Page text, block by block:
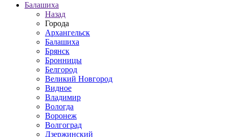
Балашиха
Назад
Города
Архангельск
Балашиха
Брянск
Бронницы
Белгород
Великий Новгород
Видное
Владимир
Вологда
Воронеж
Волгоград
Дзержинский